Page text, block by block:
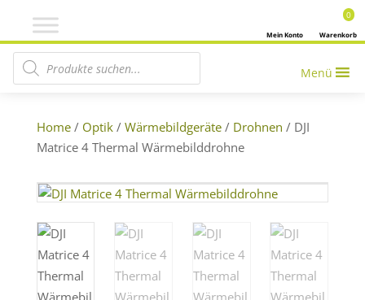
Warenkorb
0
Mein Konto
Products search
Menü
Home/ Optik/ Wärmebildgeräte/ Drohnen / DJI
Matrice 4 Thermal Wärmebilddrohne